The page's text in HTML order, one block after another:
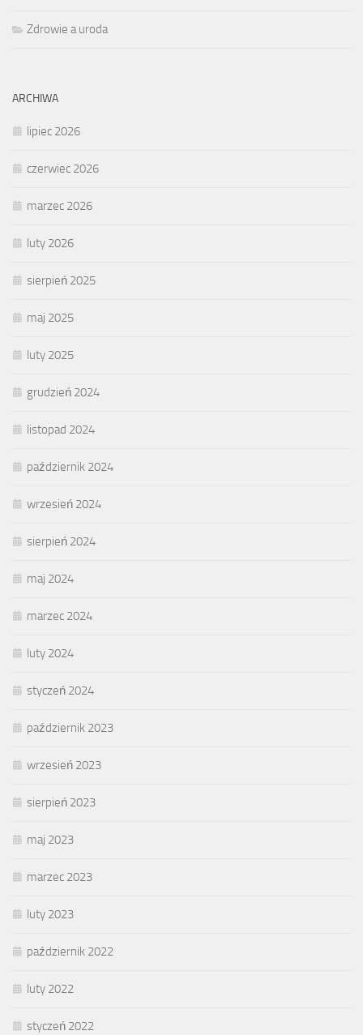
Zdrowie a uroda
ARCHIWA
lipiec 2026
czerwiec 2026
marzec 2026
luty 2026
sierpień 2025
maj 2025
luty 2025
grudzień 2024
listopad 2024
październik 2024
wrzesień 2024
sierpień 2024
maj 2024
marzec 2024
luty 2024
styczeń 2024
październik 2023
wrzesień 2023
sierpień 2023
maj 2023
marzec 2023
luty 2023
październik 2022
luty 2022
styczeń 2022